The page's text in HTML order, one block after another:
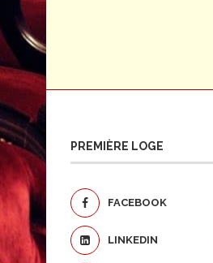
PREMIÈRE LOGE
FACEBOOK
LINKEDIN